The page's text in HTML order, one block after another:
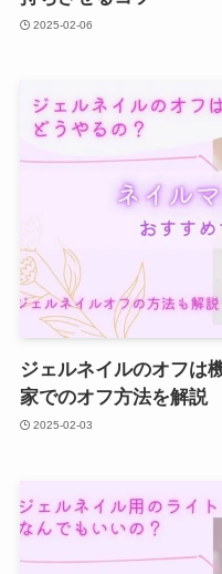
2025-02-06
ジェルネイルのオフは
家でのオフ方法を解説
2025-02-03